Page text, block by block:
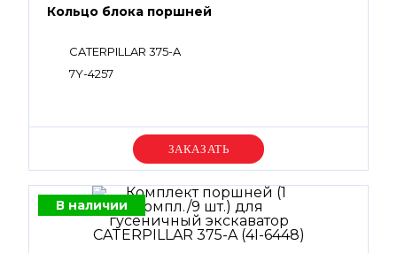
Кольцо блока поршней
CATERPILLAR 375-A
7Y-4257
Уточняйте цену
В наличии